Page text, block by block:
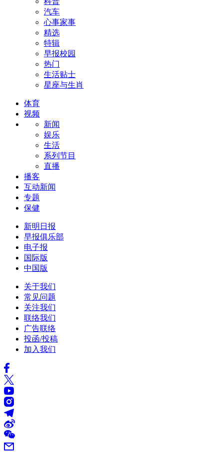
汽车
心事家事
精选
特辑
早报校园
热门
生活贴士
星座与生肖
体育
视频
新闻
娱乐
生活
系列节目
直播
播客
互动新闻
专题
保健
新明日报
早报俱乐部
电子报
国际版
中国版
关于我们
常见问题
关注我们
联络我们
广告联络
投函/投稿
加入我们